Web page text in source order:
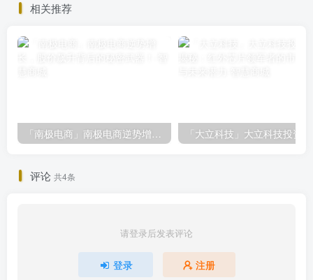
相关推荐
「南极电商」南极电商逆势增长，股价飙升背后的秘密武器！
评论 共4条
请登录后发表评论
登录 注册